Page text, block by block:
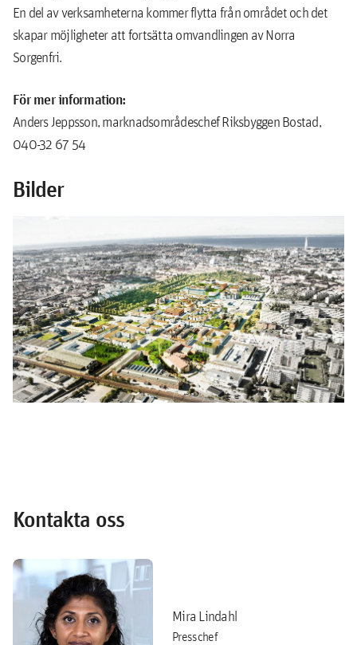
En del av verksamheterna kommer flytta från området och det
skapar möjligheter att fortsätta omvandlingen av Norra
Sorgenfri.
För mer information:
Anders Jeppsson, marknadsområdeschef Riksbyggen Bostad,
040-32 67 54
Bilder
Kontakta oss
Mira Lindahl
Presschef